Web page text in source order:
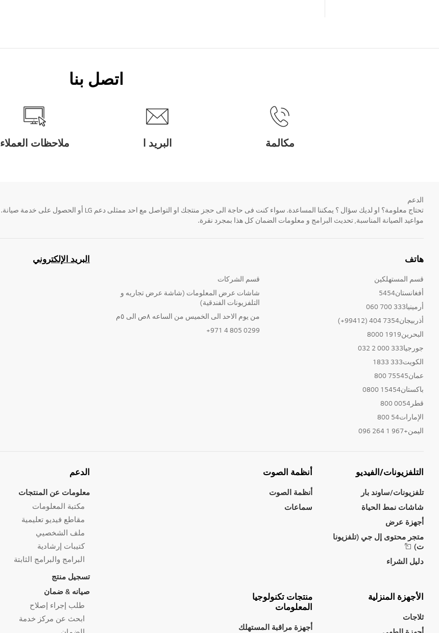
اتصل بنا
مكالمة البريد ا ملاحظات العملاء
الدعم
مواعيد الصيانة المناسبة, تحديث البرامج و معلومات الضمان كل هذا بمجرد نقرة.
هاتف
قسم المستهلكين
أفغانستان5454
أرمينيا333 700 060
أذربيجان7354 404 (99412+)
البحرين1919 8000
جورجيا333 000 2 032
الكويت333 1833
عمان75545 800
باكستان15454 0800
قطر0054 800
الإمارات54 800
اليمن+967 1 264 096
قسم الشركات
شاشات عرض المعلومات (شاشة عرض تجاريه و
التلفزيونات الفندقية)
من يوم الاحد الى الخميس من الساعه ٨ص الى ٥م
0299 805 4 971+
البريد الإلكتروني
التلفزيونات/الفيديو
تلفزيونات/ساوند بار
شاشات نمط الحياة
أجهزة عرض
متجر محتوى إل جي (تلفزيونا
ت)
دليل الشراء
أنظمة الصوت
أنظمة الصوت
سماعات
الأجهزة المنزلية
ثلاجات
منتجات تكنولوجيا
المعلومات
أجهزة مراقبة المستهلك
الدعم
معلومات عن المنتجات
مكتبة المعلومات
مقاطع فيديو تعليمية
ملف الشخصيي
كتيبات إرشادية
البرامج والبرامج الثابتة
تسجيل منتج
صيانه & ضمان
طلب إجراء إصلاح
ابحث عن مركز خدمة